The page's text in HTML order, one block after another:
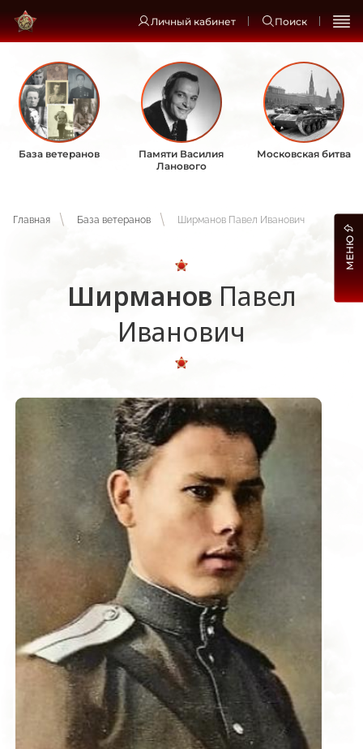
Личный кабинет Поиск
База ветеранов
Памяти Василия
Ланового
Московская битва
Главная База ветеранов Ширманов Павел Иванович
Ширманов Павел
Иванович
МЕНЮ